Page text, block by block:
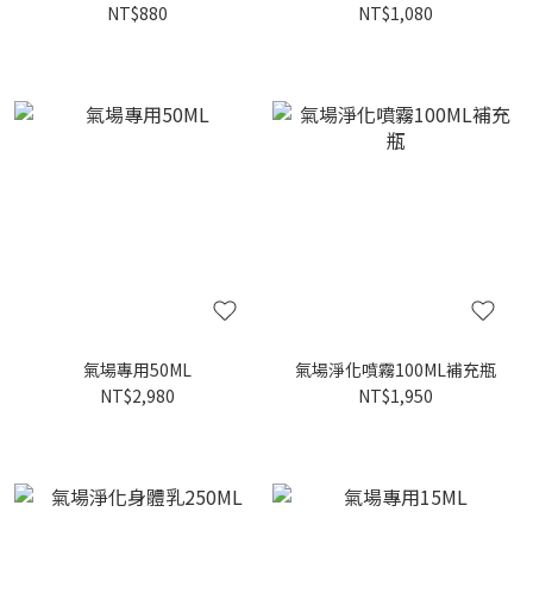
NT$880
NT$1,080
氣場專用50ML
NT$2,980
氣場淨化噴霧100ML補充瓶
NT$1,950